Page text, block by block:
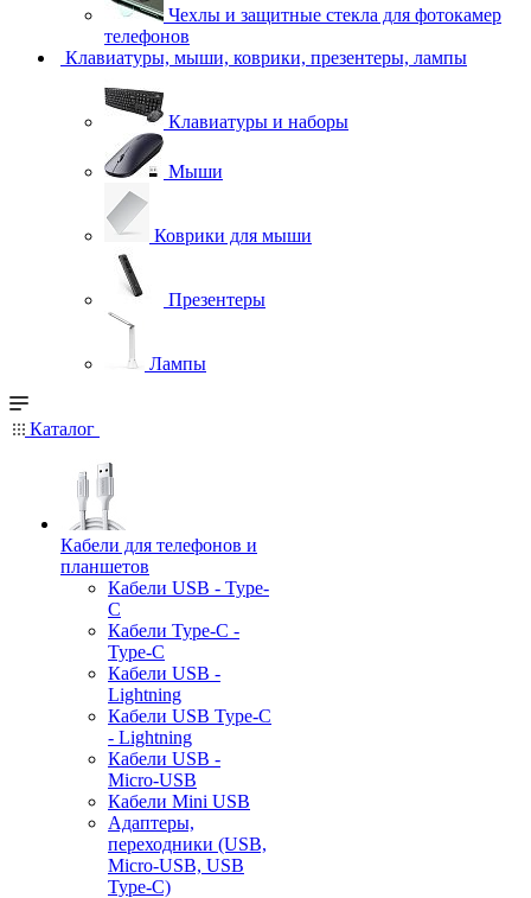
Чехлы и защитные стекла для фотокамер
телефонов
Клавиатуры, мыши, коврики, презентеры, лампы
Клавиатуры и наборы
Мыши
Коврики для мыши
Презентеры
Лампы
Каталог
Кабели для телефонов и
планшетов
Кабели USB - Type-
C
Кабели Type-C -
Type-C
Кабели USB -
Lightning
Кабели USB Type-C
- Lightning
Кабели USB -
Micro-USB
Кабели Mini USB
Адаптеры,
переходники (USB,
Micro-USB, USB
Type-C)